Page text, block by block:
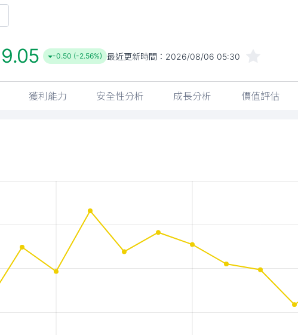
-0.50 (-2.56%) 最近更新時間： 2026/08/06 05:30
獲利能力 安全性分析 成長分析 價值評估